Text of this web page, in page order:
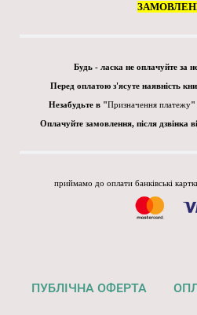
Будь - ласка не оплачуйте за
Перед оплатою з'ясуте наявність
Незабудьте в "Призначення платежу"
Оплачуйте замовлення, після
приймамо до оплати банківські
ПУБЛІЧНА ОФЕРТА